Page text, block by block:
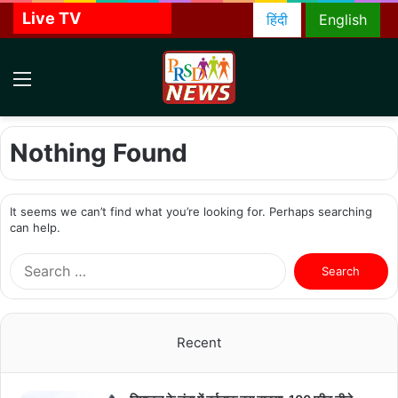
Live TV English
हिंदी
Nothing Found
It seems we can’t find what you’re looking for. Perhaps searching
can help.
a
f
o
Recent